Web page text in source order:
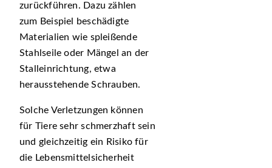
zurückführen. Dazu zählen
zum Beispiel beschädigte
Materialien wie spleißende
Stahlseile oder Mängel an der
Stalleinrichtung, etwa
herausstehende Schrauben.
Solche Verletzungen können
für Tiere sehr schmerzhaft sein
und gleichzeitig ein Risiko für
die Lebensmittelsicherheit